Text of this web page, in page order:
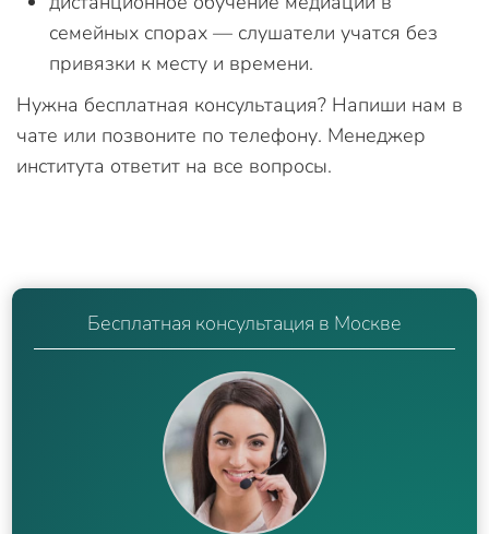
семейных спорах — слушатели учатся без
привязки к месту и времени.
Нужна бесплатная консультация? Напиши нам в
чате или позвоните по телефону. Менеджер
института ответит на все вопросы.
Бесплатная консультация в Москве